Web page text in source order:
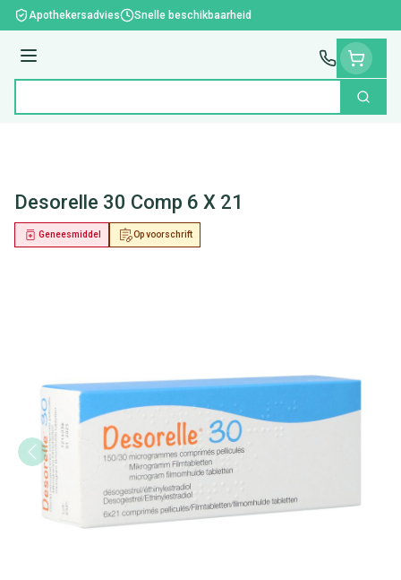
Ga naar de inhoud
Apothekersadvies Snelle beschikbaarheid
Menu
Zoek
Desorelle 30 Comp 6 X 21
Op voorschrift
Geneesmiddel